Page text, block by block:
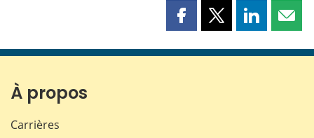
Partager
page
Partager
page
Partager
page page
À propos
Carrières